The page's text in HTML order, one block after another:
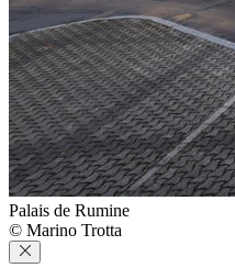
Palais de Rumine
© Marino Trotta